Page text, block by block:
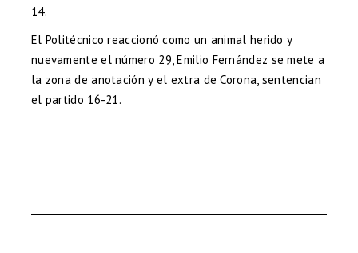
14.
El Politécnico reaccionó como un animal herido y
nuevamente el número 29, Emilio Fernández se mete a
la zona de anotación y el extra de Corona, sentencian
el partido 16-21.